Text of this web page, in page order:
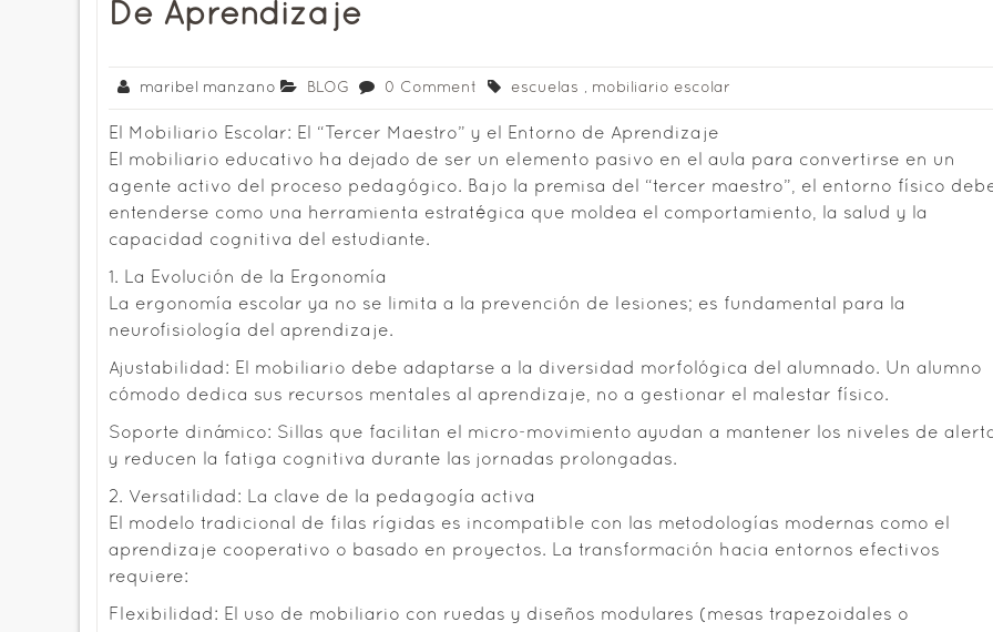
De Aprendizaje
maribel manzano BLOG 0 Comment escuelas , mobiliario escolar
El Mobiliario Escolar: El “Tercer Maestro” y el Entorno de Aprendizaje
El mobiliario educativo ha dejado de ser un elemento pasivo en el aula para convertirse en un
agente activo del proceso pedagógico. Bajo la premisa del “tercer maestro”, el entorno físico
entenderse como una herramienta estratégica que moldea el comportamiento, la salud y la
capacidad cognitiva del estudiante.
1. La Evolución de la Ergonomía
La ergonomía escolar ya no se limita a la prevención de lesiones; es fundamental para la
neurofisiología del aprendizaje.
Ajustabilidad: El mobiliario debe adaptarse a la diversidad morfológica del alumnado. Un alumno
cómodo dedica sus recursos mentales al aprendizaje, no a gestionar el malestar físico.
Soporte dinámico: Sillas que facilitan el micro-movimiento ayudan a mantener los niveles de
y reducen la fatiga cognitiva durante las jornadas prolongadas.
2. Versatilidad: La clave de la pedagogía activa
El modelo tradicional de filas rígidas es incompatible con las metodologías modernas como el
aprendizaje cooperativo o basado en proyectos. La transformación hacia entornos efectivos
requiere:
Flexibilidad: El uso de mobiliario con ruedas y diseños modulares (mesas trapezoidales o